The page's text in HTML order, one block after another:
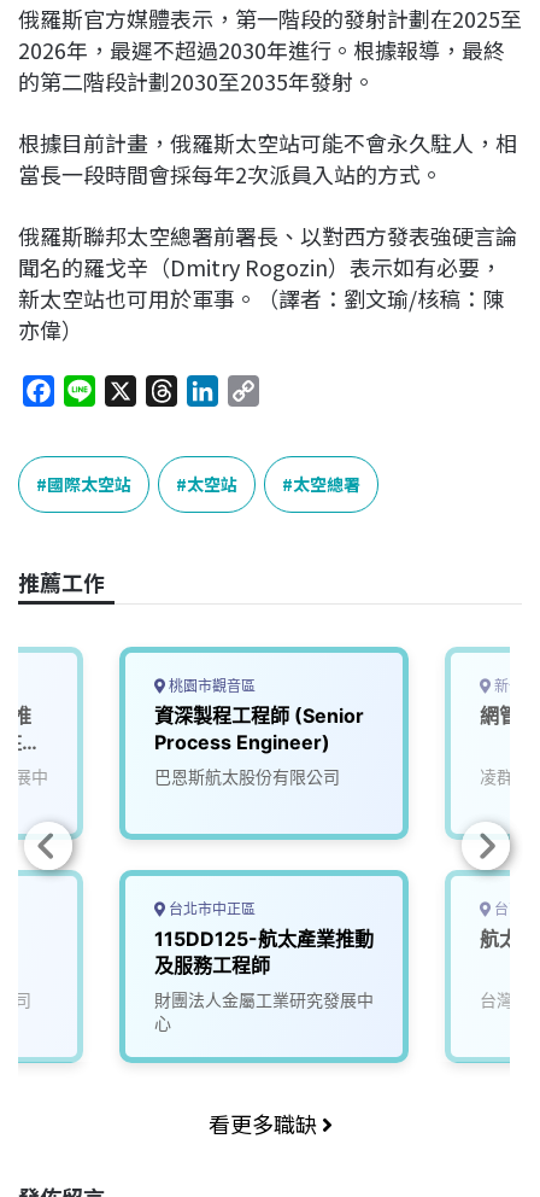
俄羅斯官方媒體表示，第一階段的發射計劃在2025至
2026年，最遲不超過2030年進行。根據報導，最終
的第二階段計劃2030至2035年發射。
根據目前計畫，俄羅斯太空站可能不會永久駐人，相
當長一段時間會採每年2次派員入站的方式。
俄羅斯聯邦太空總署前署長、以對西方發表強硬言論
聞名的羅戈辛（Dmitry Rogozin）表示如有必要，
新太空站也可用於軍事。（譯者：劉文瑜/核稿：陳
亦偉）
c
e
b
o
k
n
e
r
e
a
n
k
e
n
y
k
國際太空站 太空站 太空總署
推薦工作
推
產
展中
司
桃園市觀音區
資深製程工程師 (Senior
Process Engineer)
巴恩斯航太股份有限公司
台北市中正區
115DD125-航太產業推動
及服務工程師
財團法人金屬工業研究發展中
心
新竹
網管
凌群電
台南
航太
台灣穗
看更多職缺